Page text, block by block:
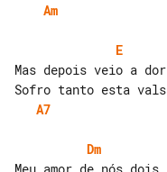
Am
E
Mas depois veio a dor
A7
Dm